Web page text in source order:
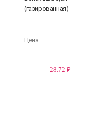
(газированная)
Цена:
28.72 ₽